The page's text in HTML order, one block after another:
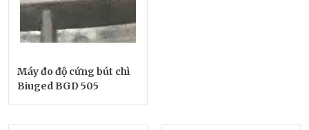
Máy đo độ cứng bút chì
Biuged BGD 505